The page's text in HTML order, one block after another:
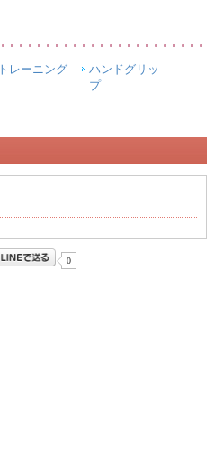
トレーニング
ハンドグリッ
プ
0